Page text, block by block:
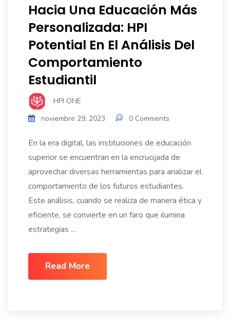
Hacia Una Educación Más
Personalizada: HPI
Potential En El Análisis Del
Comportamiento
Estudiantil
HPI ONE
noviembre 29, 2023
0 Comments
En la era digital, las instituciones de educación
superior se encuentran en la encrucijada de
aprovechar diversas herramientas para analizar el
comportamiento de los futuros estudiantes.
Este análisis, cuando se realiza de manera ética y
eficiente, se convierte en un faro que ilumina
estrategias ...
Read More